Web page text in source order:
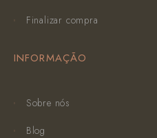
Finalizar compra
INFORMAÇÃO
Sobre nós
Blog